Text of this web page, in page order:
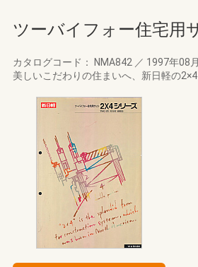
ツーバイフォー住宅用
カタログコード： NMA842 ／ 1997年08月
美しいこだわりの住まいへ、新日軽の